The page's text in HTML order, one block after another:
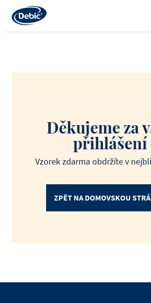
main
Děkujeme za
přihlášení
Vzorek zdarma obdržíte v
ZPĚT NA DOMOVSKOU